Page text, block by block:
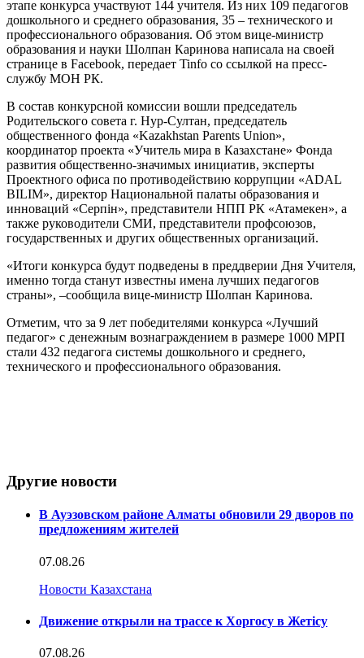
этапе конкурса участвуют 144 учителя. Из них 109 педагогов
дошкольного и среднего образования, 35 – технического и
профессионального образования. Об этом вице-министр
образования и науки Шолпан Каринова написала на своей
странице в Facebook, передает Tinfo со ссылкой на пресс-
службу МОН РК.
В состав конкурсной комиссии вошли председатель
Родительского совета г. Нур-Султан, председатель
общественного фонда «Kazakhstan Parents Union»,
координатор проекта «Учитель мира в Казахстане» Фонда
развития общественно-значимых инициатив, эксперты
Проектного офиса по противодействию коррупции «ADAL
BILIM», директор Национальной палаты образования и
инноваций «Серпін», представители НПП РК «Атамекен», а
также руководители СМИ, представители профсоюзов,
государственных и других общественных организаций.
«Итоги конкурса будут подведены в преддверии Дня Учителя,
именно тогда станут известны имена лучших педагогов
страны», –сообщила вице-министр Шолпан Каринова.
Отметим, что за 9 лет победителями конкурса «Лучший
педагог» с денежным вознаграждением в размере 1000 МРП
стали 432 педагога системы дошкольного и среднего,
технического и профессионального образования.
Другие новости
В Ауэзовском районе Алматы обновили 29 дворов по
предложениям жителей
07.08.26
Новости Казахстана
Движение открыли на трассе к Хоргосу в Жетісу
07.08.26